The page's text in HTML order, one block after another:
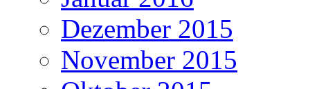
Dezember 2015
November 2015